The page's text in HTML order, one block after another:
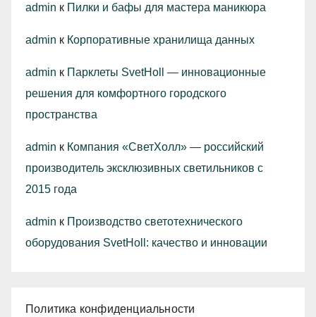
admin к Пилки и бафы для мастера маникюра
admin к Корпоративные хранилища данных
admin к Парклеты SvetHoll — инновационные
решения для комфортного городского
пространства
admin к Компания «СветХолл» — российский
производитель эксклюзивных светильников с
2015 года
admin к Производство светотехнического
оборудования SvetHoll: качество и инновации
Политика конфиденциальности